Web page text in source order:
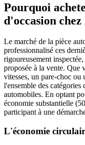
Pourquoi
d'occasion
Le marché de la pièce
professionnalisé ces
rigoureusement
proposée à la vente. Que
vitesses, un pare-choc ou
l'ensemble des catégories
automobiles. En optant
économie substantielle
participant à une
L'économie